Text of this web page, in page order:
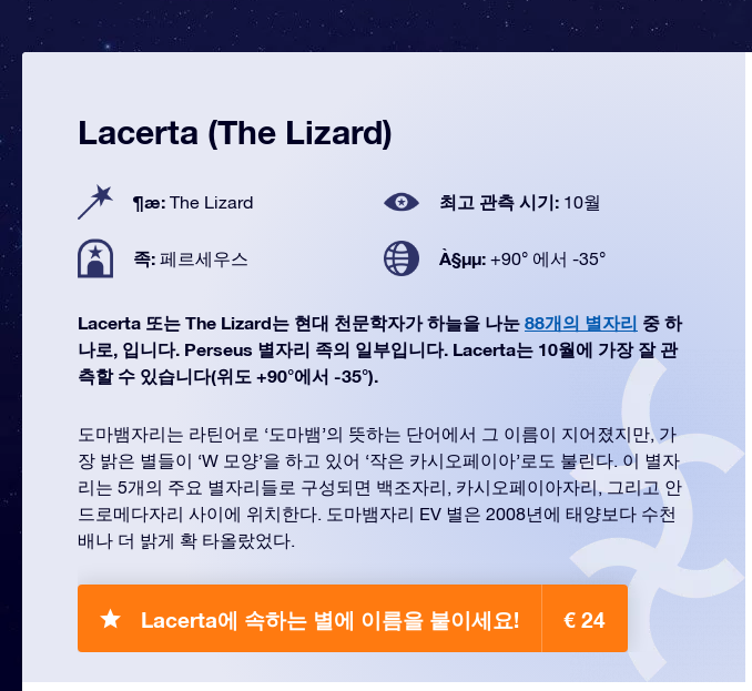
Lacerta (The Lizard)
¶æ: The Lizard 최고 관측 시기: 10월
족: 페르세우스 À§µµ: +90° 에서 -35°
Lacerta 또는 The Lizard는 현대 천문학자가 하늘을 나눈 88개의 별자리 중 하
나로, 입니다. Perseus 별자리 족의 일부입니다. Lacerta는 10월에 가장 잘 관
측할 수 있습니다(위도 +90°에서 -35°).
도마뱀자리는 라틴어로 ‘도마뱀’의 뜻하는 단어에서 그 이름이 지어졌지만, 가
장 밝은 별들이 ‘W 모양’을 하고 있어 ‘작은 카시오페이아’로도 불린다. 이 별자
리는 5개의 주요 별자리들로 구성되면 백조자리, 카시오페이아자리, 그리고 안
드로메다자리 사이에 위치한다. 도마뱀자리 EV 별은 2008년에 태양보다 수천
배나 더 밝게 확 타올랐었다.
Lacerta에 속하는 별에 이름을 붙이세요! € 24